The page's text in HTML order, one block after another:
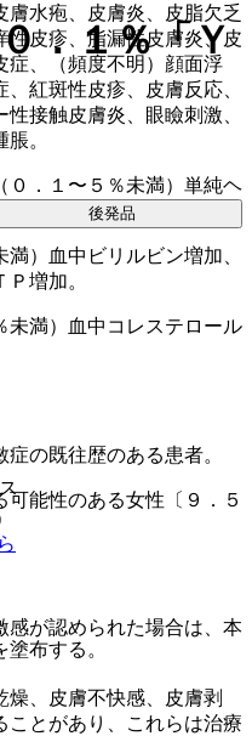
膚水疱、皮膚炎、皮脂欠乏
性皮疹、脂漏性皮膚炎、皮
症、（頻度不明）顔面浮
紅斑性皮疹、皮膚反応、
接触皮膚炎、眼瞼刺激、
。
．１〜５％未満）単純ヘ
）血中ビリルビン増加、
増加。
満）血中コレステロール
の既往歴のある患者。
能性のある女性〔９．５
が認められた場合は、本
、皮膚不快感、皮膚剥
ことがあり、これらは治療
．１％「Ｙ
後発品
布する。